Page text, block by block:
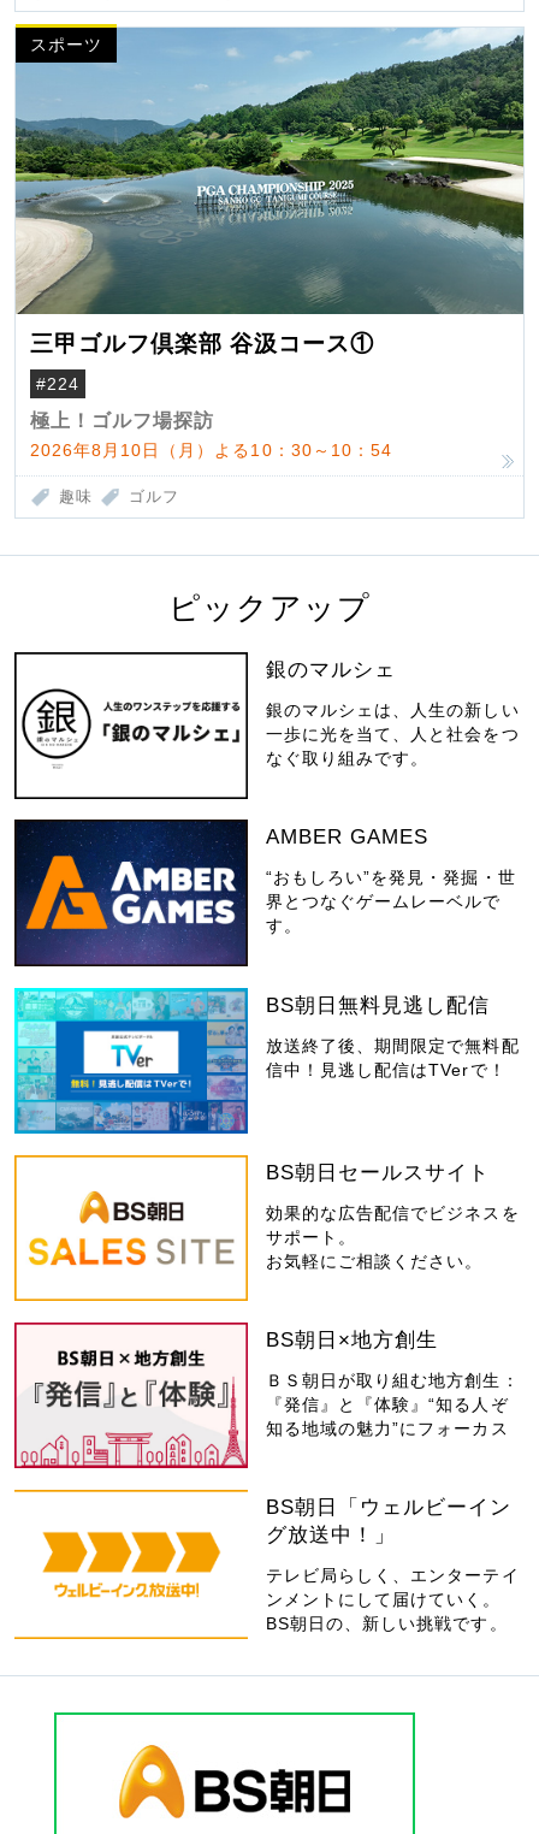
スポーツ
三甲ゴルフ倶楽部 谷汲コース①
#224
極上！ゴルフ場探訪
2026年8月10日（月）よる10：30～10：54
趣味 ゴルフ
ピックアップ
銀のマルシェ
銀のマルシェは、人生の新しい
一歩に光を当て、人と社会をつ
なぐ取り組みです。
AMBER GAMES
“おもしろい”を発見・発掘・世
界とつなぐゲームレーベルで
す。
BS朝日無料見逃し配信
放送終了後、期間限定で無料配
信中！見逃し配信はTVerで！
BS朝日セールスサイト
効果的な広告配信でビジネスを
サポート。
お気軽にご相談ください。
BS朝日×地方創生
ＢＳ朝日が取り組む地方創生：
『発信』と『体験』“知る人ぞ
知る地域の魅力”にフォーカス
BS朝日「ウェルビーイン
グ放送中！」
テレビ局らしく、エンターテイ
ンメントにして届けていく。
BS朝日の、新しい挑戦です。